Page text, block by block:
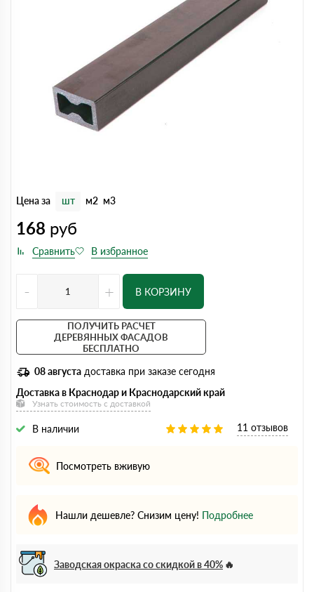
Цена за шт м2 м3
168 руб
- + В КОРЗИНУ
ПОЛУЧИТЬ РАСЧЕТ
ДЕРЕВЯННЫХ ФАСАДОВ
БЕСПЛАТНО
08 августа доставка при заказе сегодня
Доставка в Краснодар и Краснодарский край
Узнать стоимость с доставкой
В наличии 11 отзывов
Посмотреть вживую
Нашли дешевле? Снизим цену! Подробнее
Заводская окраска со скидкой в 40%